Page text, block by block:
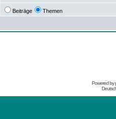
Beiträge Themen
Powered by